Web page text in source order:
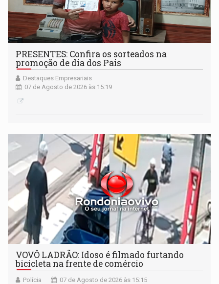
PRESENTES: Confira os sorteados na
promoção de dia dos Pais
Destaques Empresariais
07 de Agosto de 2026 às 15:19
VOVÔ LADRÃO: Idoso é filmado furtando
bicicleta na frente de comércio
Polícia 07 de Agosto de 2026 às 15:15